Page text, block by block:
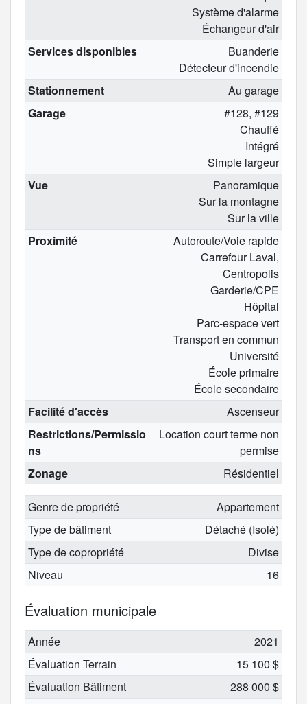
Système d'alarme
Échangeur d'air
Services disponibles
Buanderie
Détecteur d'incendie
Stationnement
Au garage
Garage
#128, #129
Chauffé
Intégré
Simple largeur
Vue
Panoramique
Sur la montagne
Sur la ville
Proximité
Autoroute/Voie rapide
Carrefour Laval,
Centropolis
Garderie/CPE
Hôpital
Parc-espace vert
Transport en commun
Université
École primaire
École secondaire
Facilité d'accès
Ascenseur
Restrictions/Permissio
ns
Location court terme non
permise
Zonage
Résidentiel
Genre de propriété
Appartement
Type de bâtiment
Détaché (Isolé)
Type de copropriété
Divise
Niveau
16
Évaluation municipale
Année
2021
Évaluation Terrain
15 100 $
Évaluation Bâtiment
288 000 $